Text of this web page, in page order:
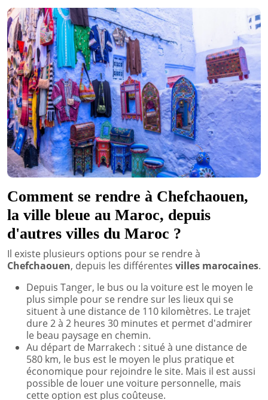
Comment se rendre à Chefchaouen,
la ville bleue au Maroc, depuis
d'autres villes du Maroc ?
Il existe plusieurs options pour se rendre à
Chefchaouen, depuis les différentes villes marocaines.
Depuis Tanger, le bus ou la voiture est le moyen le
plus simple pour se rendre sur les lieux qui se
situent à une distance de 110 kilomètres. Le trajet
dure 2 à 2 heures 30 minutes et permet d'admirer
le beau paysage en chemin.
Au départ de Marrakech : situé à une distance de
580 km, le bus est le moyen le plus pratique et
économique pour rejoindre le site. Mais il est aussi
possible de louer une voiture personnelle, mais
cette option est plus coûteuse.